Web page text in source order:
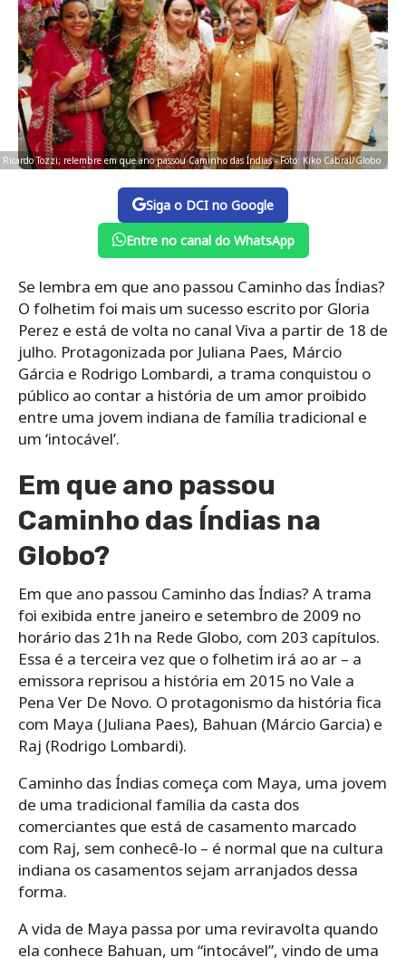
Tozzi; relembre em que ano passou Caminho das Índias - Foto: Kiko Cabral/Globo
Siga o DCI no Google
Entre no canal do WhatsApp
Se lembra em que ano passou Caminho das Índias?
O folhetim foi mais um sucesso escrito por Gloria
Perez e está de volta no canal Viva a partir de 18 de
julho. Protagonizada por Juliana Paes, Márcio
Gárcia e Rodrigo Lombardi, a trama conquistou o
público ao contar a história de um amor proibido
entre uma jovem indiana de família tradicional e
um ‘intocável’.
Em que ano passou
Caminho das Índias na
Globo?
Em que ano passou Caminho das Índias? A trama
foi exibida entre janeiro e setembro de 2009 no
horário das 21h na Rede Globo, com 203 capítulos.
Essa é a terceira vez que o folhetim irá ao ar – a
emissora reprisou a história em 2015 no Vale a
Pena Ver De Novo. O protagonismo da história fica
com Maya (Juliana Paes), Bahuan (Márcio Garcia) e
Raj (Rodrigo Lombardi).
Caminho das Índias começa com Maya, uma jovem
de uma tradicional família da casta dos
comerciantes que está de casamento marcado
com Raj, sem conhecê-lo – é normal que na cultura
indiana os casamentos sejam arranjados dessa
forma.
A vida de Maya passa por uma reviravolta quando
ela conhece Bahuan, um “intocável”, vindo de uma